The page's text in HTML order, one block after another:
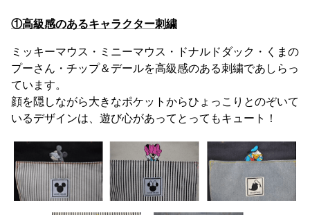
①高級感のあるキャラクター刺繍
ミッキーマウス・ミニーマウス・ドナルドダック・くまの
プーさん・チップ＆デールを高級感のある刺繍であしらっ
ています。
顔を隠しながら大きなポケットからひょっこりとのぞいて
いるデザインは、遊び心があってとってもキュート！